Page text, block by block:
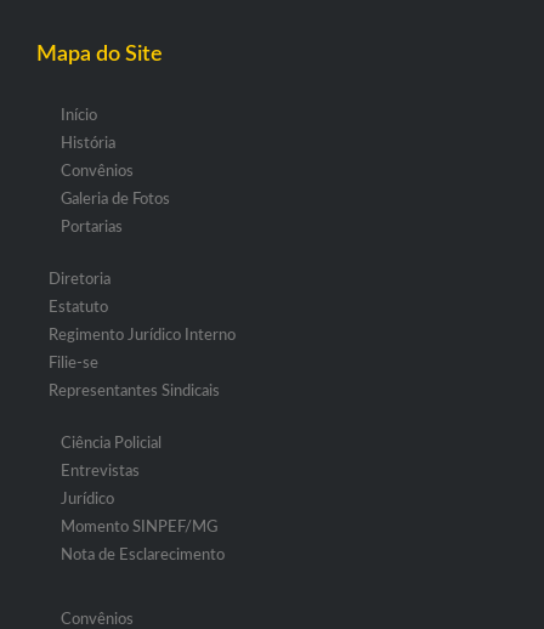
Mapa do Site
Início
História
Convênios
Galeria de Fotos
Portarias
Diretoria
Estatuto
Regimento Jurídico Interno
Filie-se
Representantes Sindicais
Ciência Policial
Entrevistas
Jurídico
Momento SINPEF/MG
Nota de Esclarecimento
Convênios